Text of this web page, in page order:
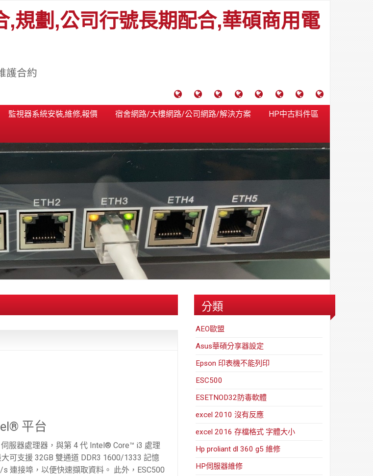
,規劃,公司行號長期配合,華碩商用電
護合約
腦
維
合
約
功
案
分
享
於
力
通
報
系
統
視
器
統
安
報
價
舍
網
大
樓
路/
決
中
古
件
區
團
台
中
落
全
基
會
監視器系統安裝,維修,報價 宿舍網路/大樓網路/公司網路/解決方案 HP中古料件區
平台
服器處理器，與第 4 代 Intel® Core™ i3 處理
可支援 32GB 雙通道 DDR3 1600/1333 記憶
連接埠，以便快速擷取資料。 此外，ESC500
分類
AEO歐盟
Asus華碩分享器設定
Epson 印表機不能列印
ESC500
ESETNOD32防毒軟體
excel 2010 沒有反應
excel 2016 存檔格式 字體大小
Hp proliant dl 360 g5 維修
HP伺服器維修